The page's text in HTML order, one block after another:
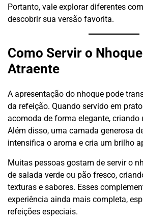
Portanto, vale explorar diferentes
descobrir sua versão favorita.
Como Servir o
Atraente
A apresentação do nhoque pode
da refeição. Quando servido em
acomoda de forma elegante, criando
Além disso, uma camada generosa
intensifica o aroma e cria um brilho
Muitas pessoas gostam de servir o
de salada verde ou pão fresco,
texturas e sabores. Esses
experiência ainda mais completa,
refeições especiais.